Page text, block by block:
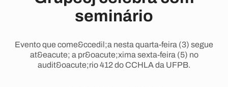
seminário
Evento que come&ccedil;a nesta quarta-feira (3) segue
at&eacute; a pr&oacute;xima sexta-feira (5) no
audit&oacute;rio 412 do CCHLA da UFPB.